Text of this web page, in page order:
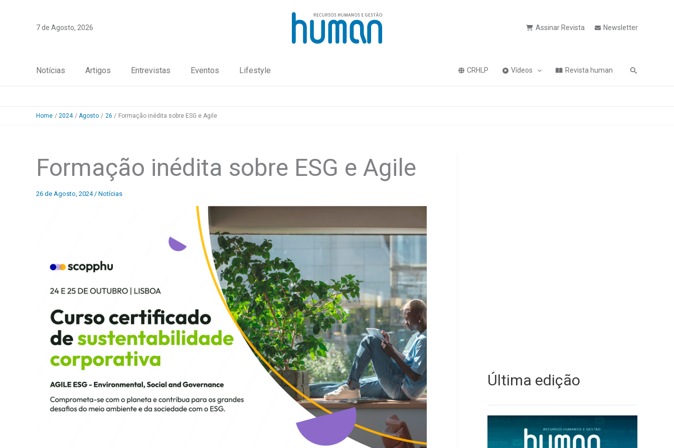
7 de Agosto, 2026 Assinar Revista Newsletter
Notícias Artigos Entrevistas Eventos Lifestyle CRHLP Vídeos Revista human Pesquisa
Home 2024 Agosto 26 Formação inédita sobre ESG e Agile
Formação inédita sobre ESG e Agile
26 de Agosto, 2024 / Notícias
Última edição